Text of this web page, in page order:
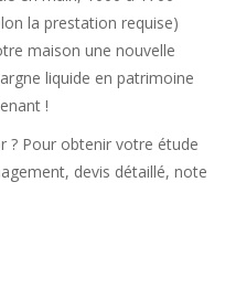
la prestation requise)
maison une nouvelle
liquide en patrimoine
!
? Pour obtenir votre étude
devis détaillé, note